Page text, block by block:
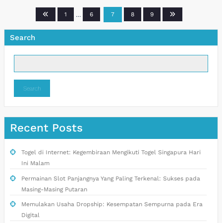
pagination
1 … 6 7 8 9
Search
Search
Recent Posts
Togel di Internet: Kegembiraan Mengikuti Togel Singapura Hari
Ini Malam
Permainan Slot Panjangnya Yang Paling Terkenal: Sukses pada
Masing-Masing Putaran
Memulakan Usaha Dropship: Kesempatan Sempurna pada Era
Digital